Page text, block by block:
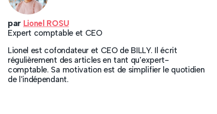
par Lionel ROSU
Expert comptable et CEO
Lionel est cofondateur et CEO de BILLY. Il écrit
régulièrement des articles en tant qu'expert-
comptable. Sa motivation est de simplifier le quotidien
de l'indépendant.